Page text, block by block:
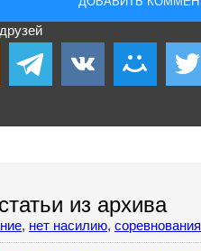
из архива
, нет насилию, соревнования